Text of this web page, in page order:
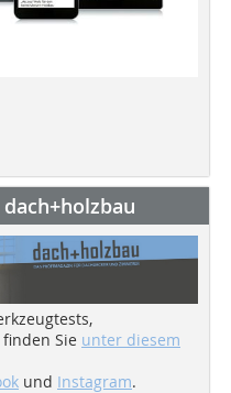
Sie unter diesem
und Instagram.